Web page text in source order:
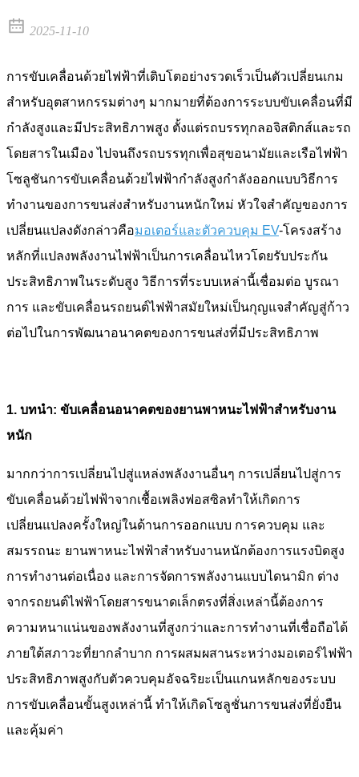
2025-11-10
การขับเคลื่อนด้วยไฟฟ้าที่เติบโตอย่างรวดเร็วเป็นตัวเปลี่ยนเกม
สำหรับอุตสาหกรรมต่างๆ มากมายที่ต้องการระบบขับเคลื่อนที่มี
กำลังสูงและมีประสิทธิภาพสูง ตั้งแต่รถบรรทุกลอจิสติกส์และรถ
โดยสารในเมือง ไปจนถึงรถบรรทุกเพื่อสุขอนามัยและเรือไฟฟ้า
โซลูชันการขับเคลื่อนด้วยไฟฟ้ากำลังสูงกำลังออกแบบวิธีการ
ทำงานของการขนส่งสำหรับงานหนักใหม่ หัวใจสำคัญของการ
เปลี่ยนแปลงดังกล่าวคือมอเตอร์และตัวควบคุม EV-โครงสร้าง
หลักที่แปลงพลังงานไฟฟ้าเป็นการเคลื่อนไหวโดยรับประกัน
ประสิทธิภาพในระดับสูง วิธีการที่ระบบเหล่านี้เชื่อมต่อ บูรณา
การ และขับเคลื่อนรถยนต์ไฟฟ้าสมัยใหม่เป็นกุญแจสำคัญสู่ก้าว
ต่อไปในการพัฒนาอนาคตของการขนส่งที่มีประสิทธิภาพ
1. บทนำ: ขับเคลื่อนอนาคตของยานพาหนะไฟฟ้าสำหรับงาน
หนัก
มากกว่าการเปลี่ยนไปสู่แหล่งพลังงานอื่นๆ การเปลี่ยนไปสู่การ
ขับเคลื่อนด้วยไฟฟ้าจากเชื้อเพลิงฟอสซิลทำให้เกิดการ
เปลี่ยนแปลงครั้งใหญ่ในด้านการออกแบบ การควบคุม และ
สมรรถนะ ยานพาหนะไฟฟ้าสำหรับงานหนักต้องการแรงบิดสูง
การทำงานต่อเนื่อง และการจัดการพลังงานแบบไดนามิก ต่าง
จากรถยนต์ไฟฟ้าโดยสารขนาดเล็กตรงที่สิ่งเหล่านี้ต้องการ
ความหนาแน่นของพลังงานที่สูงกว่าและการทำงานที่เชื่อถือได้
ภายใต้สภาวะที่ยากลำบาก การผสมผสานระหว่างมอเตอร์ไฟฟ้า
ประสิทธิภาพสูงกับตัวควบคุมอัจฉริยะเป็นแกนหลักของระบบ
การขับเคลื่อนขั้นสูงเหล่านี้ ทำให้เกิดโซลูชั่นการขนส่งที่ยั่งยืน
และคุ้มค่า